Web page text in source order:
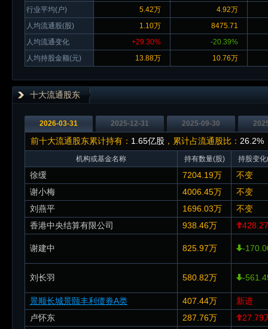
行业平均(户)
人均流通股(股)
人均流通变化
人均持股金额(元)
5.42万
4.92万
1.10万
8475.71
+29.30%
-20.39%
13.88万
10.76万
十大流通股东
2026-03-31 2025-12-31 2025-09-30
前十大流通股东累计持有： 1.65亿股 ，累计占流通股比： 26.2%
机构或基金名称 持有数量(股) 持股变化
徐缓 7204.19万
不变
谢小梅
4006.45万
不变
刘燕平
1696.03万
不变
香港中央结算有限公司
938.46万
谢建中 825.97万 -
刘长羽 580.82万 -
景顺长城景颐丰利债券A类 407.44万
新进
卢怀东
287.76万
27.79